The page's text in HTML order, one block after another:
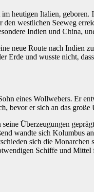
im heutigen Italien, geboren.
westlichen Seeweg
Indien und China,
neue Route nach Indien
Erde und wusste nicht,
eines Wollwebers. Er
bevor er sich an das
Überzeugungen
wandte sich Kolumbus
sich die
Schiffe und Mittel